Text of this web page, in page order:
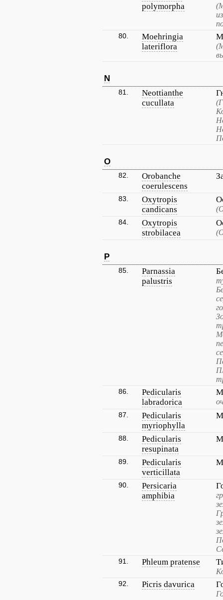
polymorpha
80.
Moehringia
lateriflora
N
81.
Neottianthe
cucullata
O
82.
Orobanche
coerulescens
83.
Oxytropis
candicans
84.
Oxytropis
strobilacea
P
85.
Parnassia
palustris
86.
Pedicularis
labradorica
87.
Pedicularis
myriophylla
88.
Pedicularis
resupinata
89.
Pedicularis
verticillata
90.
Persicaria
amphibia
91. Phleum pratense
92. Picris davurica